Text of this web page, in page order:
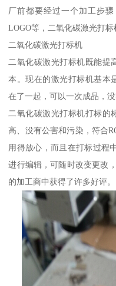
厂前都要经过一个加工步
LOGO等，二氧化碳激光打标
二氧化碳激光打标机
二氧化碳激光打标机既能提
本。现在的激光打标机基本
在了一起，可以一次成品，
二氧化碳激光打标机打标的
高、没有公害和污染，符合
用得放心，而且在打标过程
进行编辑，可随时改变更改
的加工商中获得了许多好评。